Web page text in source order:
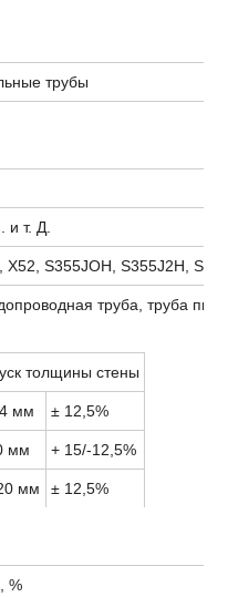
трубы
и т. Д.
X52, S355JOH, S355J2H, St
труба, труба
толщины стены
мм ± 12,5%
мм + 15/-12,5%
мм ± 12,5%
%